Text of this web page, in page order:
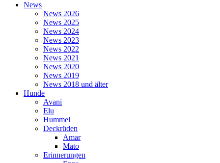
News
News 2026
News 2025
News 2024
News 2023
News 2022
News 2021
News 2020
News 2019
News 2018 und älter
Hunde
Avani
Elu
Hummel
Deckrüden
Amar
Mato
Erinnerungen